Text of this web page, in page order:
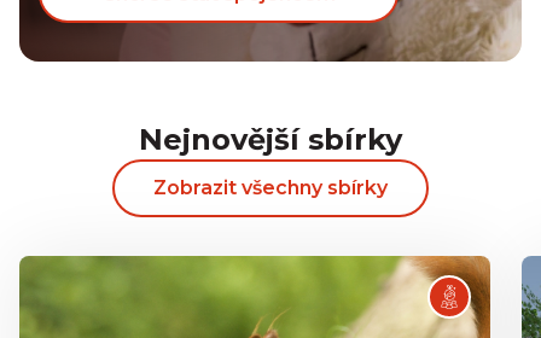
Nejnovější sbírky
Zobrazit všechny sbírky